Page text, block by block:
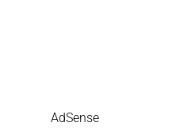
AdSense